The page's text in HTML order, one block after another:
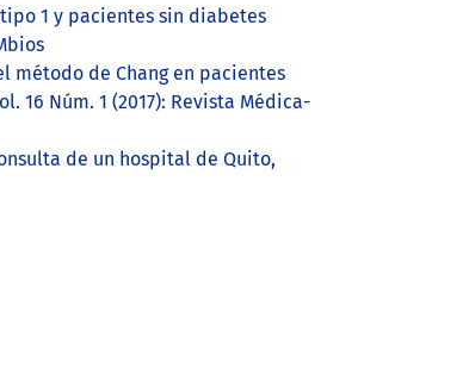
1 y pacientes sin diabetes
de Chang en pacientes
16 Núm. 1 (2017): Revista Médica-
de un hospital de Quito,